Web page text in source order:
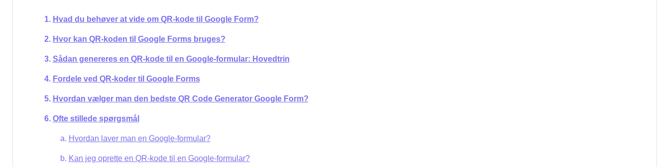
Hvad du behøver at vide om QR-kode til Google Form?
Hvor kan QR-koden til Google Forms bruges?
Sådan genereres en QR-kode til en Google-formular: Hovedtrin
Fordele ved QR-koder til Google Forms
Hvordan vælger man den bedste QR Code Generator Google Form?
Ofte stillede spørgsmål
Hvordan laver man en Google-formular?
Kan jeg oprette en QR-kode til en Google-formular?